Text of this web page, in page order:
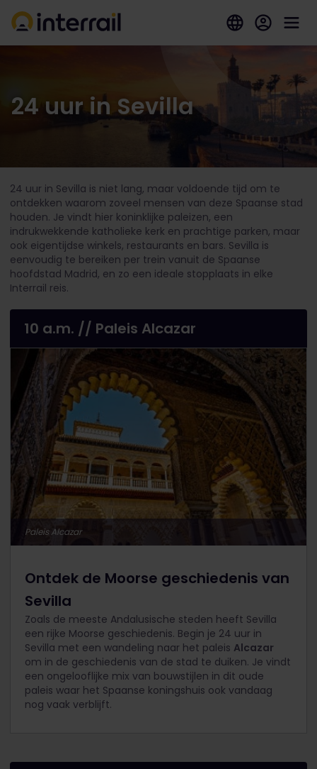
24 uur in Sevilla
24 uur in Sevilla is niet lang, maar voldoende tijd om te
ontdekken waarom zoveel mensen van deze Spaanse stad
houden. Je vindt hier koninklijke paleizen, een
indrukwekkende katholieke kerk en prachtige parken, maar
ook eigentijdse winkels, restaurants en bars. Sevilla is
eenvoudig te bereiken per trein vanuit de Spaanse
hoofdstad Madrid, en zo een ideale stopplaats in elke
Interrail reis.
10 a.m. // Paleis Alcazar
Paleis Alcazar
Ontdek de Moorse geschiedenis van
Sevilla
Zoals de meeste Andalusische steden heeft Sevilla
een rijke Moorse geschiedenis. Begin je 24 uur in
Sevilla met een wandeling naar het paleis Alcazar
om in de geschiedenis van de stad te duiken. Je vindt
een ongelooflijke mix van bouwstijlen in dit oude
paleis waar het Spaanse koningshuis ook vandaag
nog vaak verblijft.